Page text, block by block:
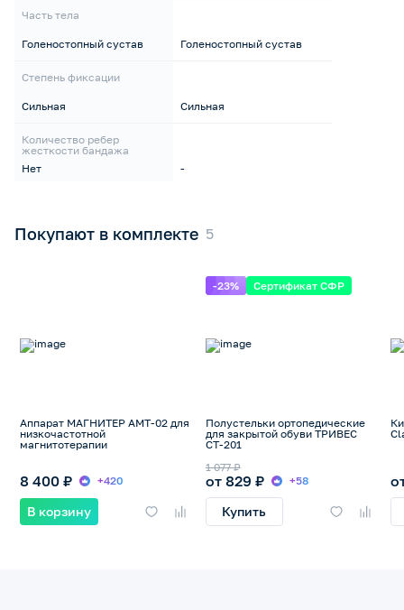
Часть тела
Голеностопный сустав
Степень фиксации
Сильная
Количество ребер
жесткости бандажа
Нет
Голеностопный сустав
Сильная
-
Покупают в комплекте
Аппарат МАГНИТЕР АМТ-02 для
низкочастотной
магнитотерапии
8 400 ₽ +420
В корзину
-23% Сертификат СФР
Полустельки ортопедические
для закрытой обуви ТРИВЕС
СТ-201
от 829 ₽
1 077 ₽
+58
Купить